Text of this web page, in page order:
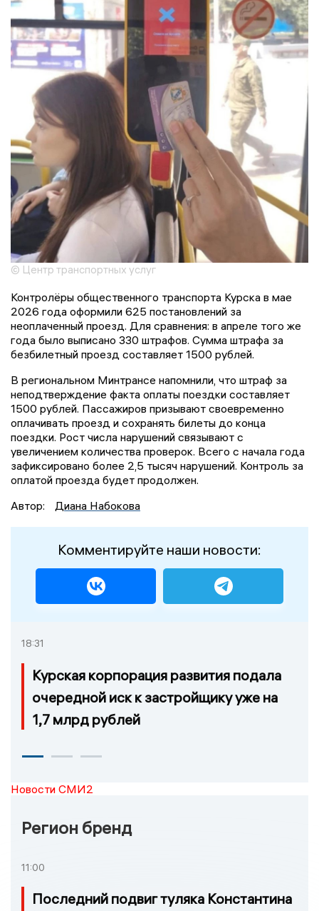
© Центр транспортных услуг
Контролёры общественного транспорта Курска в мае
2026 года оформили 625 постановлений за
неоплаченный проезд. Для сравнения: в апреле того же
года было выписано 330 штрафов. Сумма штрафа за
безбилетный проезд составляет 1500 рублей.
В региональном Минтрансе напомнили, что штраф за
неподтверждение факта оплаты поездки составляет
1500 рублей. Пассажиров призывают своевременно
оплачивать проезд и сохранять билеты до конца
поездки. Рост числа нарушений связывают с
увеличением количества проверок. Всего с начала года
зафиксировано более 2,5 тысяч нарушений. Контроль за
оплатой проезда будет продолжен.
Автор:
Диана Набокова
Комментируйте наши новости:
18:31
Курская корпорация развития подала
очередной иск к застройщику уже на
1,7 млрд рублей
Новости СМИ2
Регион бренд
11:00
Последний подвиг туляка Константина